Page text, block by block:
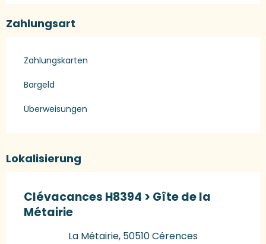
Zahlungsart
Zahlungskarten
Bargeld
Überweisungen
Lokalisierung
Clévacances H8394 > Gîte de la
Métairie
La Métairie, 50510 Cérences